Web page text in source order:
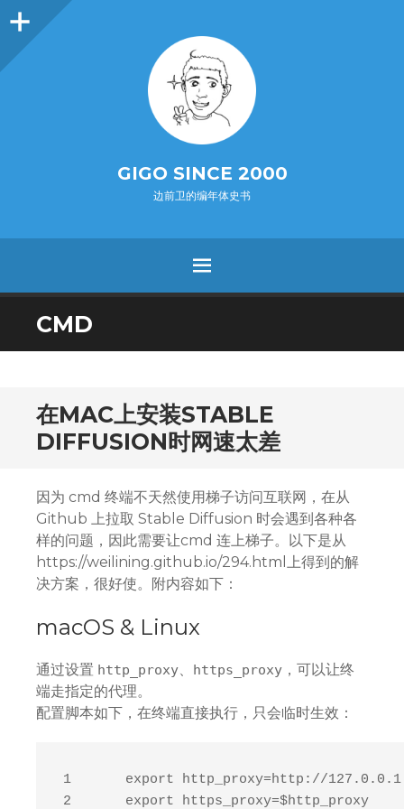
O
p
e
n
i
d
e
b
a
GIGO SINCE 2000
边前卫的编年体史书
MENU
SKIP
TO
CMD
在MAC上安装STABLE
DIFFUSION时网速太差
因为 cmd 终端不天然使用梯子访问互联网，在从
Github 上拉取 Stable Diffusion 时会遇到各种各
样的问题，因此需要让cmd 连上梯子。以下是从
https://weilining.github.io/294.html上得到的解
决方案，很好使。附内容如下：
macOS & Linux
通过设置 http_proxy、 https_proxy ，可以让终
端走指定的代理。
配置脚本如下，在终端直接执行，只会临时生效：
1
2
export http_proxy=http://
export https_proxy=$http_proxy